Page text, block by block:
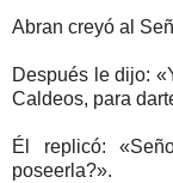
Abran creyó al
Después le dijo:
Caldeos, para
Él replicó:
poseerla?».